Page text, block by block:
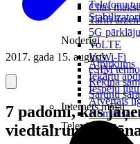
Citas
Tarifi
5G
VoLTE
VoWi-Fi
eSIM
Rēķina
Sarunu
Internets mājai
Telefonu
Stabilizatori
Noderīgi
Atpirkums
Iekārtu
Iespēju
Atvērtais
Nomaksas
Televizori
2017. gada 15. augusts
7 padomi, kas
viedtālruni